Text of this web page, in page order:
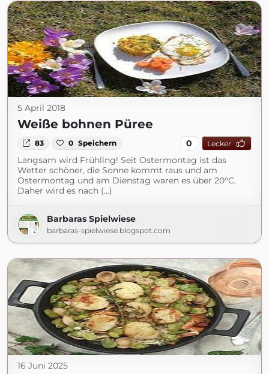
5 April 2018
Weiße bohnen Püree
83 0 Speichern 0 Lecker
Langsam wird Frühling! Seit Ostermontag ist das
Wetter schöner, die Sonne kommt raus und am
Ostermontag und am Dienstag waren es über 20°C.
Daher wird es nach (...)
Barbaras Spielwiese
barbaras-spielwiese.blogspot.com
16 Juni 2025